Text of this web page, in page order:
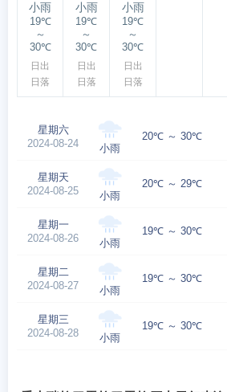
小雨
19℃
～
30℃
日出
日落
小雨
19℃
～
30℃
日出
日落
小雨
19℃
～
30℃
日出
日落
星期六
2024-08-24
小雨
20℃ ～ 30℃
星期天
2024-08-25
小雨
20℃ ～ 29℃
星期一
2024-08-26
小雨
19℃ ～ 30℃
星期二
2024-08-27
小雨
19℃ ～ 30℃
星期三
2024-08-28
小雨
19℃ ～ 30℃